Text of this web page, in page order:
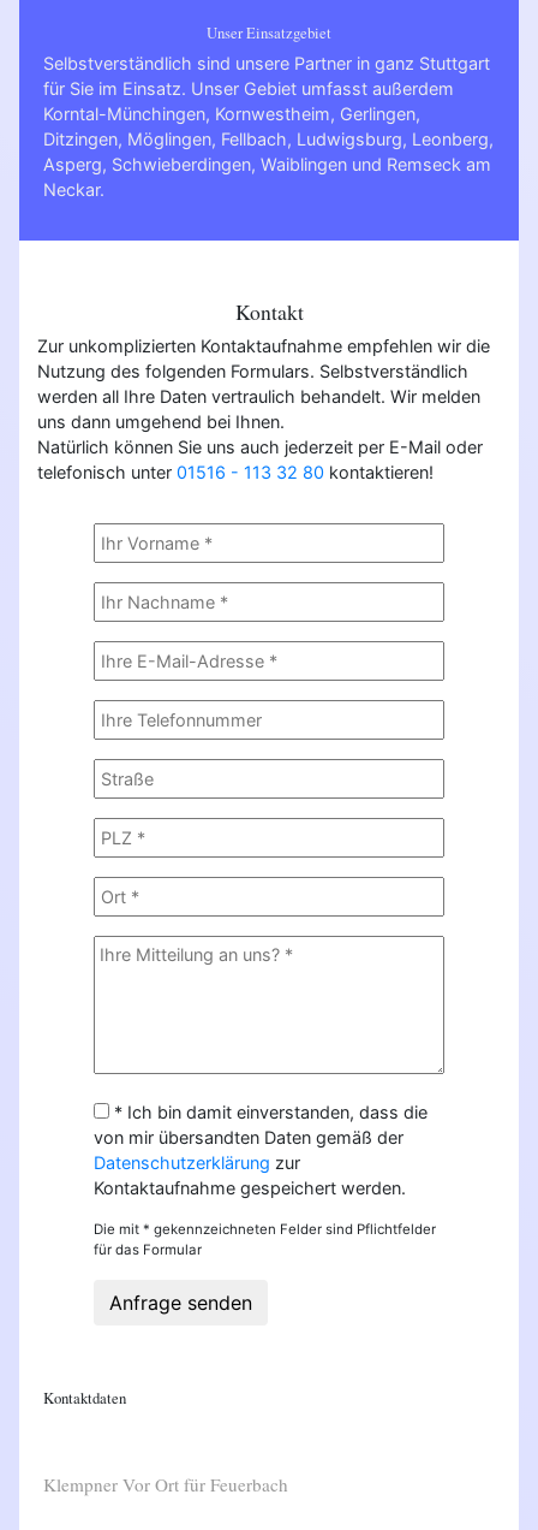
Unser Einsatzgebiet
Selbstverständlich sind unsere Partner in ganz Stuttgart
für Sie im Einsatz. Unser Gebiet umfasst außerdem
Korntal-Münchingen, Kornwestheim, Gerlingen,
Ditzingen, Möglingen, Fellbach, Ludwigsburg, Leonberg,
Asperg, Schwieberdingen, Waiblingen und Remseck am
Neckar.
Kontakt
Zur unkomplizierten Kontaktaufnahme empfehlen wir die
Nutzung des folgenden Formulars. Selbstverständlich
werden all Ihre Daten vertraulich behandelt. Wir melden
uns dann umgehend bei Ihnen.
Natürlich können Sie uns auch jederzeit per E-Mail oder
telefonisch unter 01516 - 113 32 80 kontaktieren!
* Ich bin damit einverstanden, dass die
von mir übersandten Daten gemäß der
Datenschutzerklärung zur
Kontaktaufnahme gespeichert werden.
Die mit * gekennzeichneten Felder sind Pflichtfelder
für das Formular
Anfrage senden
Kontaktdaten
Klempner Vor Ort für Feuerbach